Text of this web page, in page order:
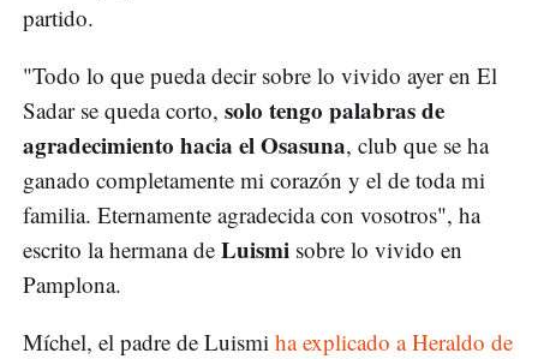
partido.
"Todo lo que pueda decir sobre lo vivido ayer en El
Sadar se queda corto, solo tengo palabras de
agradecimiento hacia el Osasuna, club que se ha
ganado completamente mi corazón y el de toda mi
familia. Eternamente agradecida con vosotros", ha
escrito la hermana de Luismi sobre lo vivido en
Pamplona.
Míchel, el padre de Luismi ha explicado a Heraldo de